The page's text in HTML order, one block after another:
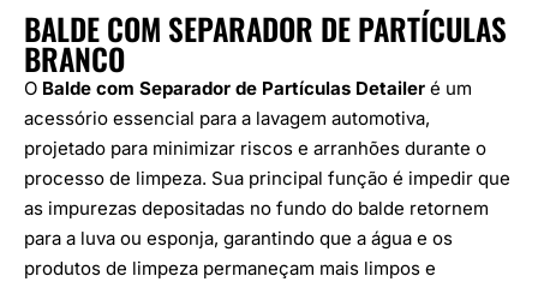
BALDE COM SEPARADOR DE PARTÍCULAS
BRANCO
O Balde com Separador de Partículas Detailer é um
acessório essencial para a lavagem automotiva,
projetado para minimizar riscos e arranhões durante o
processo de limpeza. Sua principal função é impedir que
as impurezas depositadas no fundo do balde retornem
para a luva ou esponja, garantindo que a água e os
produtos de limpeza permaneçam mais limpos e